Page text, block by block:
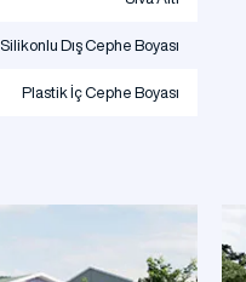
Silikonlu Dış Cephe Boyası
Plastik İç Cephe Boyası